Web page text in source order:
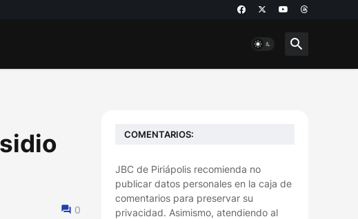
0
COMENTARIOS:
JBC de Piriápolis recomienda no
publicar datos personales en la caja de
comentarios para preservar su
privacidad. Asimismo, atendiendo al